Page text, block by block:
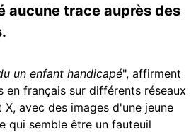
aucune trace auprès des
un enfant handicapé", affirment
en français sur différents réseaux
avec des images d'une jeune
qui semble être un fauteuil